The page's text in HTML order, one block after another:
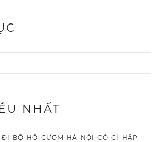
NHẤT
ĐI BỘ HỒ GƯƠM HÀ NỘI CÓ GÌ HẤP